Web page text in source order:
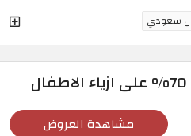
مشاهدة العروض